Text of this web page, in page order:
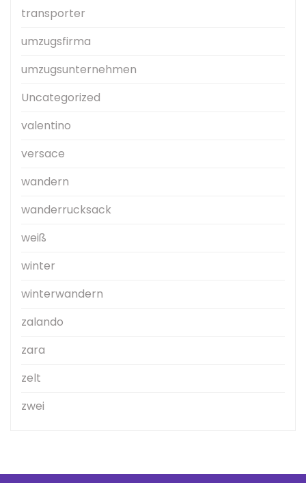
transporter
umzugsfirma
umzugsunternehmen
Uncategorized
valentino
versace
wandern
wanderrucksack
weiß
winter
winterwandern
zalando
zara
zelt
zwei